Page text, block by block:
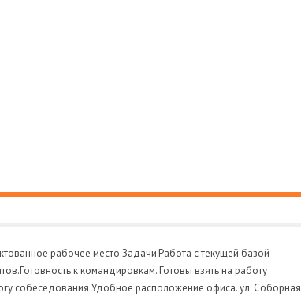
рабочее место.Задачи:Работа с текущей базой
к командировкам. Готовы взять на работу
собеседования Удобное расположение офиса. ул. Соборная